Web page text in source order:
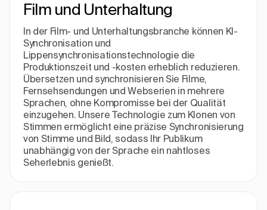
Film und Unterhaltung
In der Film- und Unterhaltungsbranche können KI-
Synchronisation und
Lippensynchronisationstechnologie die
Produktionszeit und -kosten erheblich reduzieren.
Übersetzen und synchronisieren Sie Filme,
Fernsehsendungen und Webserien in mehrere
Sprachen, ohne Kompromisse bei der Qualität
einzugehen. Unsere Technologie zum Klonen von
Stimmen ermöglicht eine präzise Synchronisierung
von Stimme und Bild, sodass Ihr Publikum
unabhängig von der Sprache ein nahtloses
Seherlebnis genießt.